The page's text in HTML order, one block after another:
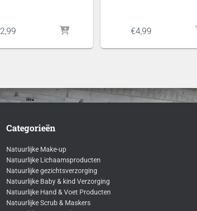
2,99 €4,99
Categorieën
Natuurlijke Make-up
Natuurlijke Lichaamsproducten
Natuurlijke gezichtsverzorging
Natuurlijke Baby & kind Verzorging
Natuurlijke Hand & Voet Producten
Natuurlijke Scrub & Maskers